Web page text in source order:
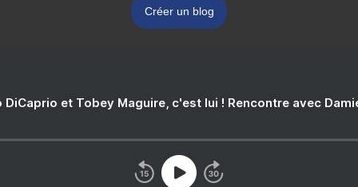
Créer un blog
DiCaprio et Tobey Maguire, c'est lui ! Rencontre avec